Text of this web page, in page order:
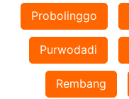
Probolinggo
Purwodadi
Rembang